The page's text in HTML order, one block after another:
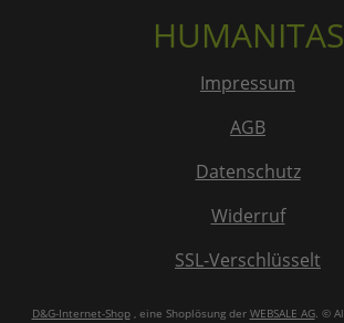
HUMANITAS
Impressum
AGB
Datenschutz
Widerruf
SSL-Verschlüsselt
D&G-Internet-Shop, eine Shoplösung der WEBSALE AG. ©